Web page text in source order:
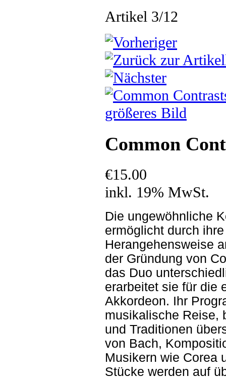
Artikel 3/12
größeres Bild
Common
€15.00
inkl. 19% MwSt.
Die ungewöhnliche
ermöglicht durch
Herangehensweise
der Gründung von
das Duo
erarbeitet sie für die
Akkordeon. Ihr
musikalische Reise,
und Traditionen
von Bach,
Musikern wie Corea
Stücke werden auf